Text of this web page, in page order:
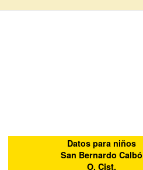
Datos para niños
San Bernardo Calbó
O. Cist.